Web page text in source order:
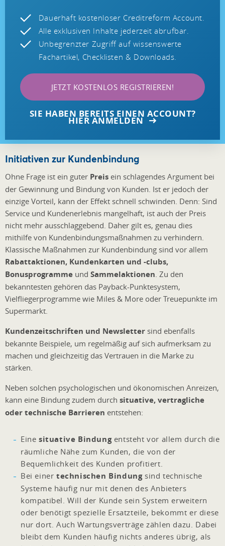
Dauerhaft kostenloser Creditreform Account.
Alle exklusiven Inhalte jederzeit abrufbar.
Unbegrenzter Zugriff auf wissenswerte
Fachartikel, Checklisten & Downloads.
JETZT KOSTENLOS REGISTRIEREN!
SIE HABEN BEREITS EINEN ACCOUNT?
HIER ANMELDEN
Initiativen zur Kundenbindung
Ohne Frage ist ein guter Preis ein schlagendes Argument bei
der Gewinnung und Bindung von Kunden. Ist er jedoch der
einzige Vorteil, kann der Effekt schnell schwinden. Denn: Sind
Service und Kundenerlebnis mangelhaft, ist auch der Preis
nicht mehr ausschlaggebend. Daher gilt es, genau dies
mithilfe von Kundenbindungsmaßnahmen zu verhindern.
Klassische Maßnahmen zur Kundenbindung sind vor allem
Rabattaktionen, Kundenkarten und -clubs,
Bonusprogramme und Sammelaktionen . Zu den
bekanntesten gehören das Payback-Punktesystem,
Vielfliegerprogramme wie Miles & More oder Treuepunkte im
Supermarkt.
Kundenzeitschriften und Newsletter sind ebenfalls
bekannte Beispiele, um regelmäßig auf sich aufmerksam zu
machen und gleichzeitig das Vertrauen in die Marke zu
stärken.
Neben solchen psychologischen und ökonomischen Anreizen,
kann eine Bindung zudem durch situative, vertragliche
oder technische Barrieren entstehen:
Eine situative Bindungentsteht vor allem durch die
räumliche Nähe zum Kunden, die von der
Bequemlichkeit des Kunden profitiert.
Bei einer technischen Bindungsind technische
Systeme häufig nur mit denen des Anbieters
kompatibel. Will der Kunde sein System erweitern
oder benötigt spezielle Ersatzteile, bekommt er diese
nur dort. Auch Wartungsverträge zählen dazu. Dabei
bleibt dem Kunden häufig nichts anderes übrig, als